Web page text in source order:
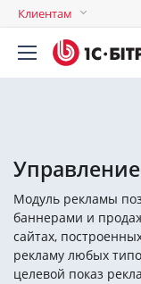
Клиентам
Модуль рекламы
баннерами и
сайтах,
рекламу любых
целевой показ